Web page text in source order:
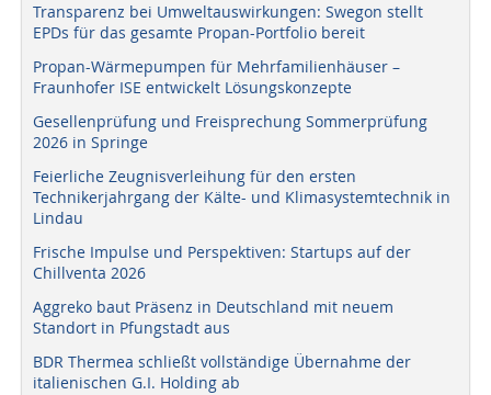
Transparenz bei Umweltauswirkungen: Swegon stellt
EPDs für das gesamte Propan-Portfolio bereit
Propan-Wärmepumpen für Mehrfamilienhäuser –
Fraunhofer ISE entwickelt Lösungskonzepte
Gesellenprüfung und Freisprechung Sommerprüfung
2026 in Springe
Feierliche Zeugnisverleihung für den ersten
Technikerjahrgang der Kälte- und Klimasystemtechnik in
Lindau
Frische Impulse und Perspektiven: Startups auf der
Chillventa 2026
Aggreko baut Präsenz in Deutschland mit neuem
Standort in Pfungstadt aus
BDR Thermea schließt vollständige Übernahme der
italienischen G.I. Holding ab